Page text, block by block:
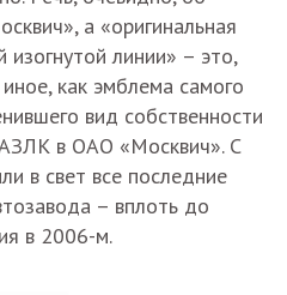
а «оригинальная
изогнутой линии» – это,
как эмблема самого
вид собственности
в ОАО «Москвич». С
в свет все последние
– вплоть до
в 2006-м.